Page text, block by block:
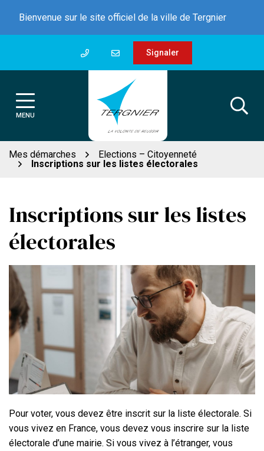
contenu
Bienvenue sur le site officiel de la ville de Tergnier
Signaler
MENU
Mes démarches
Elections – Citoyenneté
Inscriptions sur les listes électorales
Inscriptions sur les listes
électorales
Pour voter, vous devez être inscrit sur la liste électorale. Si
vous vivez en France, vous devez vous inscrire sur la liste
électorale d’une mairie. Si vous vivez à l’étranger, vous